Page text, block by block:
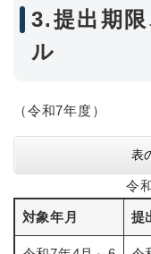
3.提出期
ル
（令和7年度）
表
令
対象年月 提